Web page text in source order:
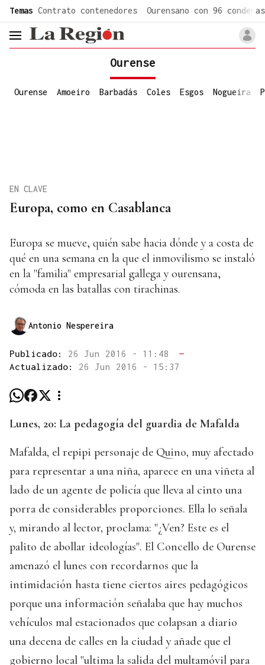
Temas Contrato contenedores Ourensano con 96 condenas
header.menu.open
Ourense
Ourense Amoeiro Barbadás Coles Esgos Nogueira
Europa, como en Casablanca
EN CLAVE
Europa se mueve, quién sabe hacia dónde y a costa de
qué en una semana en la que el inmovilismo se instaló
en la "familia" empresarial gallega y ourensana,
cómoda en las batallas con tirachinas.
Antonio Nespereira
Publicado: 26 Jun 2016 - 11:48
—
Actualizado: 26 Jun 2016 - 15:37
Lunes, 20: La pedagogía del guardia de Mafalda
Mafalda, el repipi personaje de Quino, muy afectado
para representar a una niña, aparece en una viñeta al
lado de un agente de policía que lleva al cinto una
porra de considerables proporciones. Ella lo señala
y, mirando al lector, proclama: "¿Ven? Este es el
palito de abollar ideologías". El Concello de Ourense
amenazó el lunes con recordarnos que la
intimidación hasta tiene ciertos aires pedagógicos
porque una información señalaba que hay muchos
vehículos mal estacionados que colapsan a diario
una decena de calles en la ciudad y añade que el
gobierno local "ultima la salida del multamóvil para